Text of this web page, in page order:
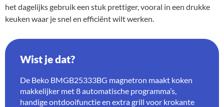
het dagelijks gebruik een stuk prettiger, vooral in een drukke
keuken waar je snel en efficiënt wilt werken.
Wist je dat?
De Beko BMGB25333BG magnetron maakt koken
makkelijker met 8 automatische programma’s,
handige ontdooifunctie en extra grill voor krokante